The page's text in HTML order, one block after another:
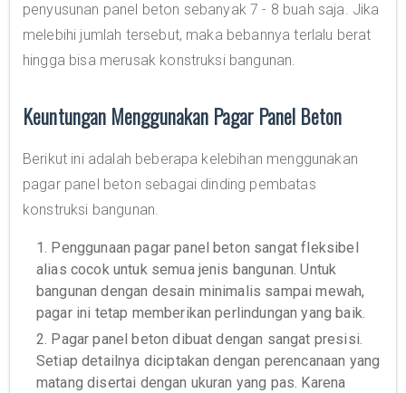
penyusunan panel beton sebanyak 7 - 8 buah saja. Jika
melebihi jumlah tersebut, maka bebannya terlalu berat
hingga bisa merusak konstruksi bangunan.
Keuntungan Menggunakan Pagar Panel Beton
Berikut ini adalah beberapa kelebihan menggunakan
pagar panel beton sebagai dinding pembatas
konstruksi bangunan.
1. Penggunaan pagar panel beton sangat fleksibel
alias cocok untuk semua jenis bangunan. Untuk
bangunan dengan desain minimalis sampai mewah,
pagar ini tetap memberikan perlindungan yang baik.
2. Pagar panel beton dibuat dengan sangat presisi.
Setiap detailnya diciptakan dengan perencanaan yang
matang disertai dengan ukuran yang pas. Karena